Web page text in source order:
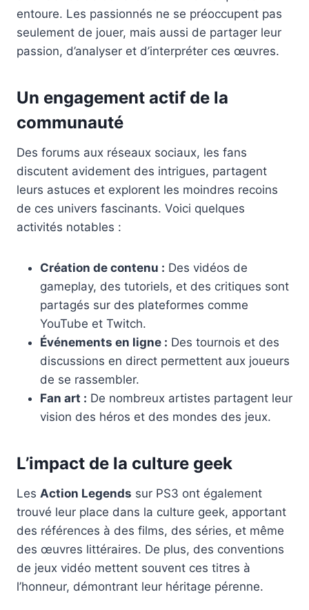
entoure. Les passionnés ne se préoccupent pas
seulement de jouer, mais aussi de partager leur
passion, d’analyser et d’interpréter ces œuvres.
Un engagement actif de la
communauté
Des forums aux réseaux sociaux, les fans
discutent avidement des intrigues, partagent
leurs astuces et explorent les moindres recoins
de ces univers fascinants. Voici quelques
activités notables :
Création de contenu : Des vidéos de
gameplay, des tutoriels, et des critiques sont
partagés sur des plateformes comme
YouTube et Twitch.
Événements en ligne : Des tournois et des
discussions en direct permettent aux joueurs
de se rassembler.
Fan art : De nombreux artistes partagent leur
vision des héros et des mondes des jeux.
L’impact de la culture geek
Les Action Legends sur PS3 ont également
trouvé leur place dans la culture geek, apportant
des références à des films, des séries, et même
des œuvres littéraires. De plus, des conventions
de jeux vidéo mettent souvent ces titres à
l’honneur, démontrant leur héritage pérenne.